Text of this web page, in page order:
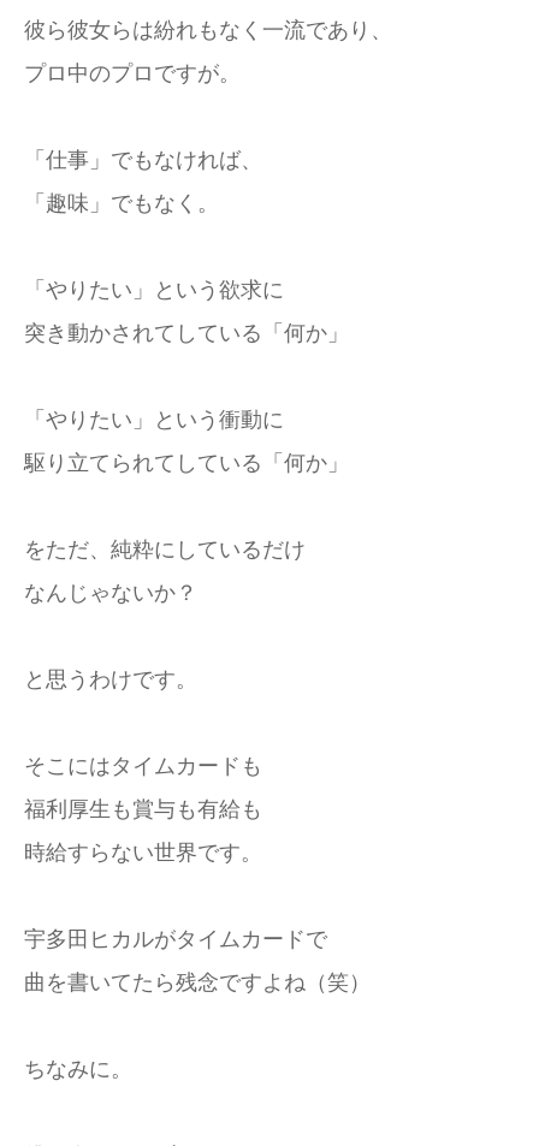
彼ら彼女らは紛れもなく一流であり、
プロ中のプロですが。
「仕事」でもなければ、
「趣味」でもなく。
「やりたい」という欲求に
突き動かされてしている「何か」
「やりたい」という衝動に
駆り立てられてしている「何か」
をただ、純粋にしているだけ
なんじゃないか？
と思うわけです。
そこにはタイムカードも
福利厚生も賞与も有給も
時給すらない世界です。
宇多田ヒカルがタイムカードで
曲を書いてたら残念ですよね（笑）
ちなみに。